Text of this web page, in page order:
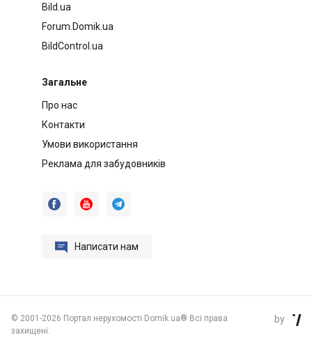
Bild.ua
Forum.Domik.ua
BildControl.ua
Загальне
Про нас
Контакти
Умови використання
Реклама для забудовників
  
 Написати нам
© 2001-2026 Портал нерухомості Domik.ua® Всі права
захищені.
by 